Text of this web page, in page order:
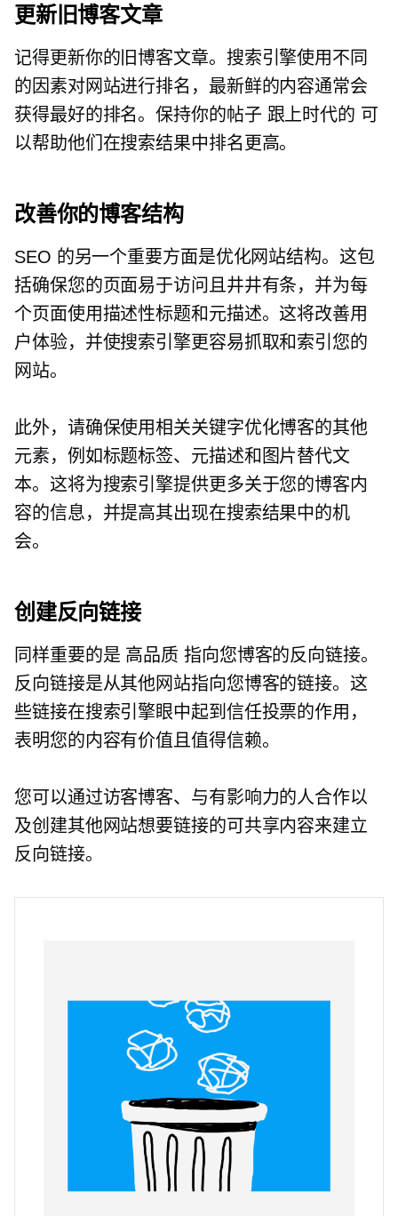
更新旧博客文章
记得更新你的旧博客文章。搜索引擎使用不同
的因素对网站进行排名，最新鲜的内容通常会
获得最好的排名。保持你的帖子 跟上时代的 可
以帮助他们在搜索结果中排名更高。
改善你的博客结构
SEO 的另一个重要方面是优化网站结构。这包
括确保您的页面易于访问且井井有条，并为每
个页面使用描述性标题和元描述。这将改善用
户体验，并使搜索引擎更容易抓取和索引您的
网站。
此外，请确保使用相关关键字优化博客的其他
元素，例如标题标签、元描述和图片替代文
本。这将为搜索引擎提供更多关于您的博客内
容的信息，并提高其出现在搜索结果中的机
会。
创建反向链接
同样重要的是 高品质 指向您博客的反向链接。
反向链接是从其他网站指向您博客的链接。这
些链接在搜索引擎眼中起到信任投票的作用，
表明您的内容有价值且值得信赖。
您可以通过访客博客、与有影响力的人合作以
及创建其他网站想要链接的可共享内容来建立
反向链接。